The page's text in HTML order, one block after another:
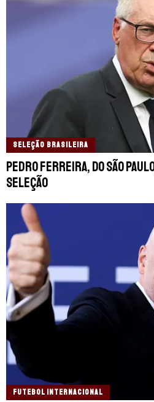
SELEÇÃO BRASILEIRA
Pedro Ferreira, do São
seleção
FUTEBOL INTERNACIONAL